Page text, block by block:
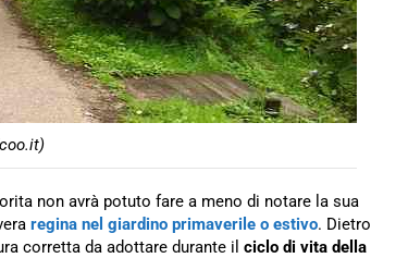
non avrà potuto fare a meno di notare la sua
regina nel giardino primaverile o estivo. Dietro
corretta da adottare durante il ciclo di vita della